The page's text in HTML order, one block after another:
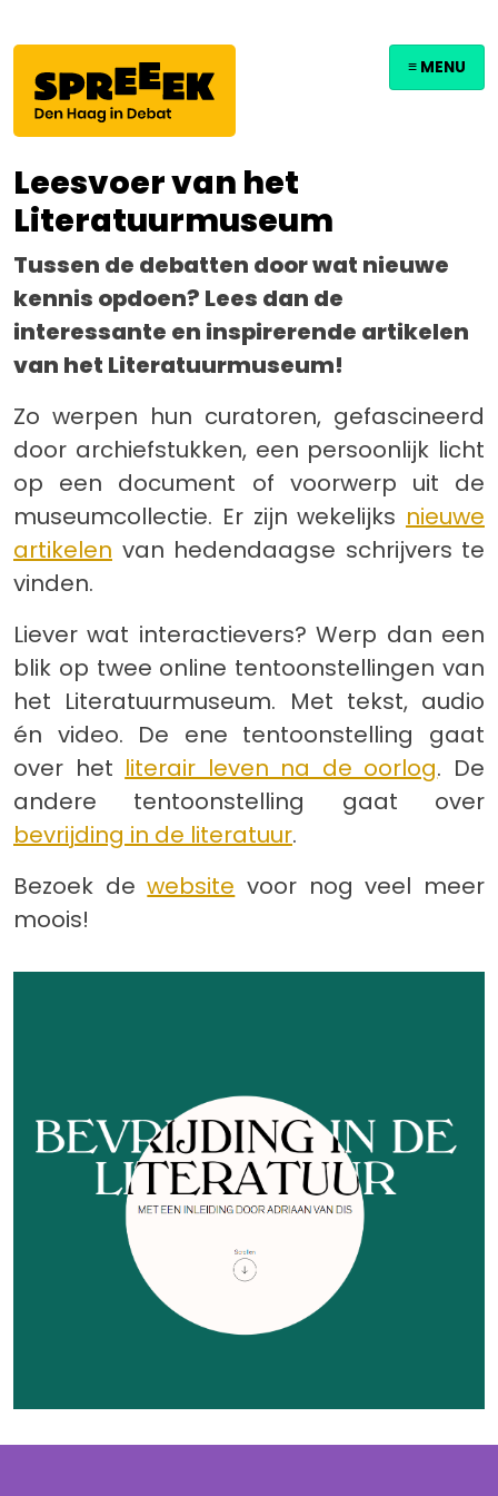
≡ MENU
Leesvoer van het
Literatuurmuseum
Tussen de debatten door wat nieuwe
kennis opdoen? Lees dan de
interessante en inspirerende artikelen
van het Literatuurmuseum!
Zo werpen hun curatoren, gefascineerd
door archiefstukken, een persoonlijk licht
op een document of voorwerp uit de
museumcollectie. Er zijn wekelijks nieuwe
artikelen van hedendaagse schrijvers te
vinden.
Liever wat interactievers? Werp dan een
blik op twee online tentoonstellingen van
het Literatuurmuseum. Met tekst, audio
én video. De ene tentoonstelling gaat
over het literair leven na de oorlog. De
andere tentoonstelling gaat over
bevrijding in de literatuur.
Bezoek dewebsite voor nog veel meer
moois!